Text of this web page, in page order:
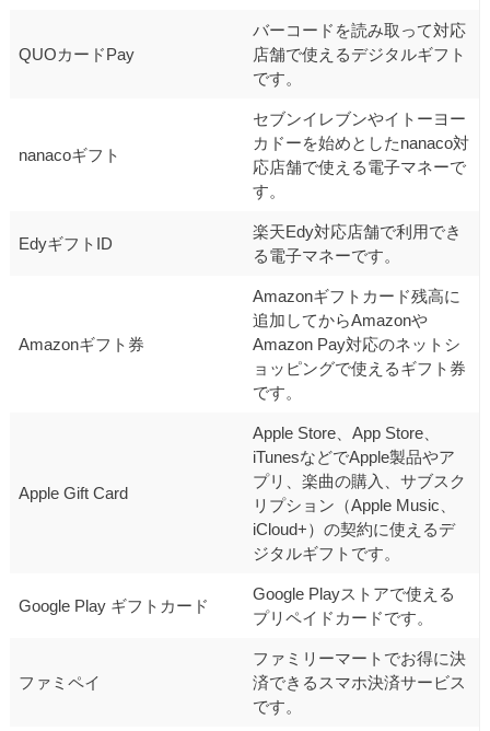
QUOカードPay
バーコードを読み取って対応
店舗で使えるデジタルギフト
です。
nanacoギフト
セブンイレブンやイトーヨー
カドーを始めとしたnanaco対
応店舗で使える電子マネーで
す。
EdyギフトID
楽天Edy対応店舗で利用でき
る電子マネーです。
Amazonギフト券
Amazonギフトカード残高に
追加してからAmazonや
Amazon Pay対応のネットシ
ョッピングで使えるギフト券
です。
Apple Gift Card
Apple Store、App Store、
iTunesなどでApple製品やア
プリ、楽曲の購入、サブスク
リプション（Apple Music、
iCloud+）の契約に使えるデ
ジタルギフトです。
Google Play ギフトカード
Google Playストアで使える
プリペイドカードです。
ファミペイ
ファミリーマートでお得に決
済できるスマホ決済サービス
です。